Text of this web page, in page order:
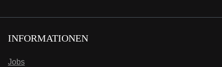
INFORMATIONEN
Jobs